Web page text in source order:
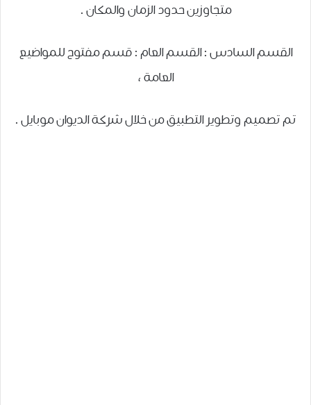
متجاوزين حدود الزمان والمكان .
القسم السادس : القسم العام : قسم مفتوح للمواضيع
العامة ،
تم تصميم وتطوير التطبيق من خلال شركة الديوان موبايل .